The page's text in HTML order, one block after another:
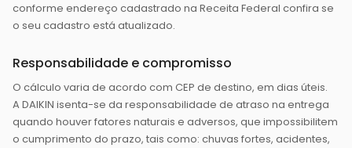
conforme endereço cadastrado na Receita Federal confira se
o seu cadastro está atualizado.
Responsabilidade e compromisso
O cálculo varia de acordo com CEP de destino, em dias úteis.
A DAIKIN isenta-se da responsabilidade de atraso na entrega
quando houver fatores naturais e adversos, que impossibilitem
o cumprimento do prazo, tais como: chuvas fortes, acidentes,